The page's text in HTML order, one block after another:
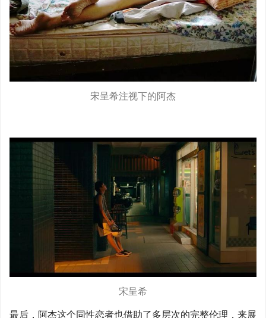
宋呈希注视下的阿杰
宋呈希
最后，阿杰这个同性恋者也借助了多层次的完整伦理，来展